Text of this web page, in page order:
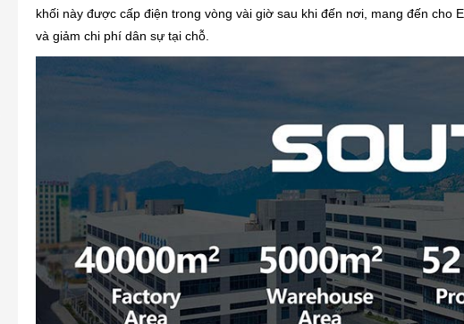
khối này được cấp điện trong vòng vài giờ sau khi đến nơi, mang đến cho
và giảm chi phí dân sự tại chỗ.